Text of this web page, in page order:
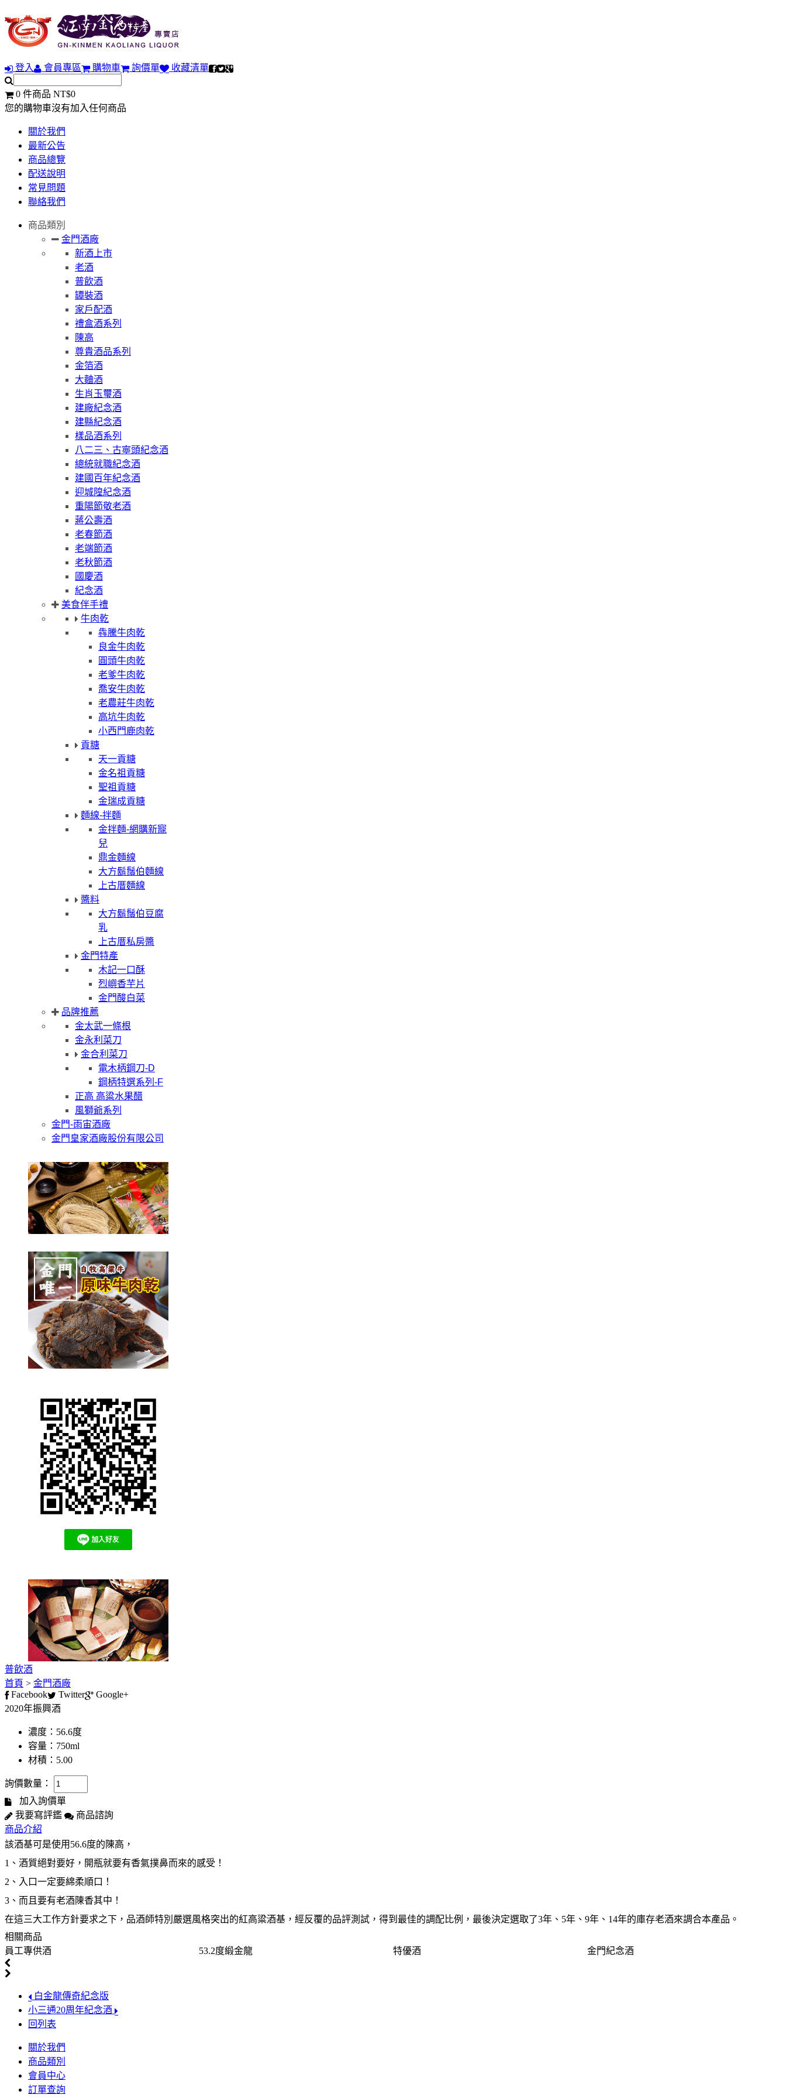
登入 會員專區 購物車 詢價單 收藏清單
0 件商品 NT$0
您的購物車沒有加入任何商品
關於我們
最新公告
商品總覽
配送說明
常見問題
聯絡我們
商品類別
金門酒廠
新酒上市
老酒
普飲酒
罈裝酒
家戶配酒
禮盒酒系列
陳高
尊貴酒品系列
金箔酒
大麯酒
生肖玉璽酒
建廠紀念酒
建縣紀念酒
樣品酒系列
八二三、古寧頭紀念酒
總統就職紀念酒
建國百年紀念酒
迎城隍紀念酒
重陽節敬老酒
蔣公壽酒
老春節酒
老端節酒
老秋節酒
國慶酒
紀念酒
美食伴手禮
牛肉乾
犇騰牛肉乾
良金牛肉乾
圓頭牛肉乾
老爹牛肉乾
喬安牛肉乾
老農莊牛肉乾
高坑牛肉乾
小西門鹿肉乾
貢糖
天一貢糖
金名祖貢糖
聖祖貢糖
金瑞成貢糖
麵線-拌麵
金拌麵-網購新寵
兒
鼎金麵線
大方鬍鬚伯麵線
上古厝麵線
醬料
大方鬍鬚伯豆腐
乳
上古厝私房醬
金門特產
木記一口酥
烈嶼香芋片
金門酸白菜
品牌推薦
金太武一條根
金永利菜刀
金合利菜刀
電木柄鋼刀-D
鋼柄特選系列-F
正高 高粱水果醋
風獅爺系列
金門-雨宙酒廠
金門皇家酒廠股份有限公司
普飲酒
首頁 > 金門酒廠
Facebook
Twitter
Google+
2020年振興酒
濃度：56.6度
容量：750ml
材積：5.00
詢價數量：
加入詢價單
我要寫評鑑
商品諮詢
商品介紹
該酒基可是使用56.6度的陳高，
1、酒質絕對要好，開瓶就要有香氣撲鼻而來的感受！
2、入口一定要綿柔順口！
3、而且要有老酒陳香其中！
在這三大工作方針要求之下，品酒師特別嚴選風格突出的紅高粱酒基，經反覆的品評測試，得到最佳的調配比例，最後決定選取了3年、5年、9年、14年的庫存老酒來調合本產品。
相關商品
員工專供酒
53.2度緞金龍 特優酒 金門紀念酒
白金龍傳奇紀念版
小三通20周年紀念酒
回列表
關於我們
商品類別
會員中心
訂單查詢